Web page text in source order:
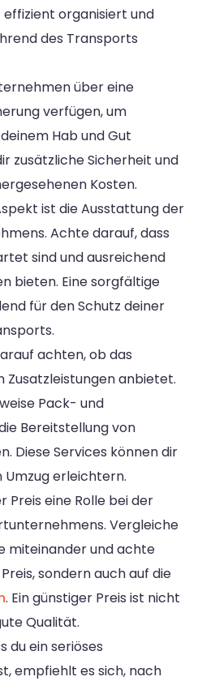
organisiert und
des Transports
über eine
verfügen, um
Hab und Gut
zusätzliche Sicherheit und
Kosten.
ist die Ausstattung der
Achte darauf, dass
sind und ausreichend
bieten. Eine sorgfältige
für den Schutz deiner
achten, ob das
anbietet.
Pack- und
Bereitstellung von
Diese Services können dir
Umzug erleichtern.
Preis eine Rolle bei der
Vergleiche
miteinander und achte
sondern auch auf die
. Ein günstiger Preis ist nicht
Qualität.
du ein seriöses
empfiehlt es sich, nach